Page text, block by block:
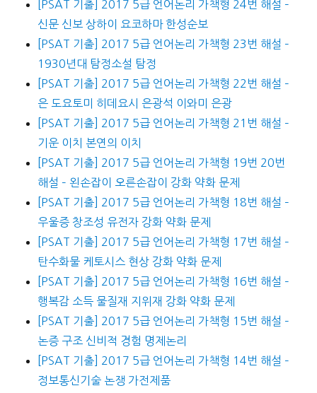
[PSAT 기출] 2017 5급 언어논리 가책형 24번 해설 –
신문 신보 상하이 요코하마 한성순보
[PSAT 기출] 2017 5급 언어논리 가책형 23번 해설 –
1930년대 탐정소설 탐정
[PSAT 기출] 2017 5급 언어논리 가책형 22번 해설 –
은 도요토미 히데요시 은광석 이와미 은광
[PSAT 기출] 2017 5급 언어논리 가책형 21번 해설 –
기운 이치 본연의 이치
[PSAT 기출] 2017 5급 언어논리 가책형 19번 20번
해설 – 왼손잡이 오른손잡이 강화 약화 문제
[PSAT 기출] 2017 5급 언어논리 가책형 18번 해설 –
우울증 창조성 유전자 강화 약화 문제
[PSAT 기출] 2017 5급 언어논리 가책형 17번 해설 –
탄수화물 케토시스 현상 강화 약화 문제
[PSAT 기출] 2017 5급 언어논리 가책형 16번 해설 –
행복감 소득 물질재 지위재 강화 약화 문제
[PSAT 기출] 2017 5급 언어논리 가책형 15번 해설 –
논증 구조 신비적 경험 명제논리
[PSAT 기출] 2017 5급 언어논리 가책형 14번 해설 –
정보통신기술 논쟁 가전제품